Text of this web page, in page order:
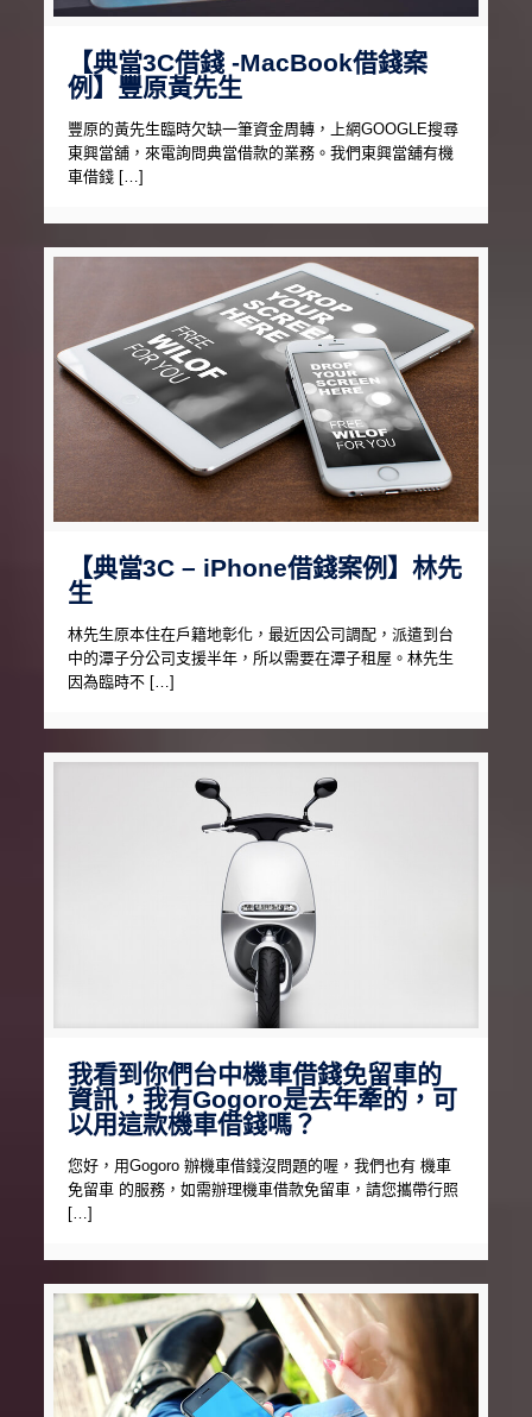
【典當3C借錢 -MacBook借錢案
例】豐原黃先生
豐原的黃先生臨時欠缺一筆資金周轉，上網GOOGLE搜尋
東興當舖，來電詢問典當借款的業務。我們東興當舖有機
車借錢 […]
【典當3C – iPhone借錢案例】林先
生
林先生原本住在戶籍地彰化，最近因公司調配，派遣到台
中的潭子分公司支援半年，所以需要在潭子租屋。林先生
因為臨時不 […]
我看到你們台中機車借錢免留車的
資訊，我有Gogoro是去年牽的，可
以用這款機車借錢嗎？
您好，用Gogoro 辦機車借錢沒問題的喔，我們也有 機車
免留車 的服務，如需辦理機車借款免留車，請您攜帶行照
[…]